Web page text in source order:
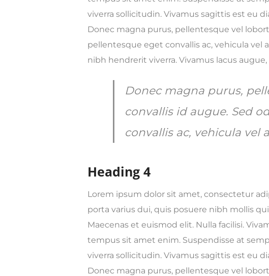
viverra sollicitudin. Vivamus sagittis est eu
Donec magna purus, pellentesque vel
pellentesque eget convallis ac, vehicula vel
nibh hendrerit viverra. Vivamus lacus
Donec magna purus,
convallis id augue. Sed
convallis ac, vehicula vel
Heading 4
Lorem ipsum dolor sit amet, consectetur
porta varius dui, quis posuere nibh mollis
Maecenas et euismod elit. Nulla facilisi.
tempus sit amet enim. Suspendisse at
viverra sollicitudin. Vivamus sagittis est eu
Donec magna purus, pellentesque vel